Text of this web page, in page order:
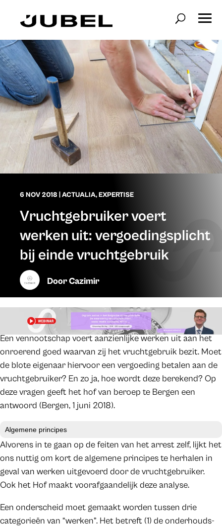
6 NOV 2018 ACTUALIA,EXPERTISE
Vruchtgebruiker voert
werken uit: vergoedingsplicht
bij einde vruchtgebruik
DoorCazimir
Een vennootschap voert aanzienlijke werken uit aan het
onroerend goed waarvan zij het vruchtgebruik bezit. Moet
de blote eigenaar hiervoor een vergoeding betalen aan de
vruchtgebruiker? En zo ja, hoe wordt deze berekend? Op
deze vragen geeft het hof van beroep te Bergen een
antwoord (Bergen, 1 juni 2018).
Algemene principes
Alvorens in te gaan op de feiten van het arrest zelf, lijkt het
ons nuttig om kort de algemene principes te herhalen in
geval van werken uitgevoerd door de vruchtgebruiker.
Ook het Hof maakt voorafgaandelijk deze analyse.
Een onderscheid moet gemaakt worden tussen drie
categorieën van “werken”. Het betreft (1) de onderhouds-